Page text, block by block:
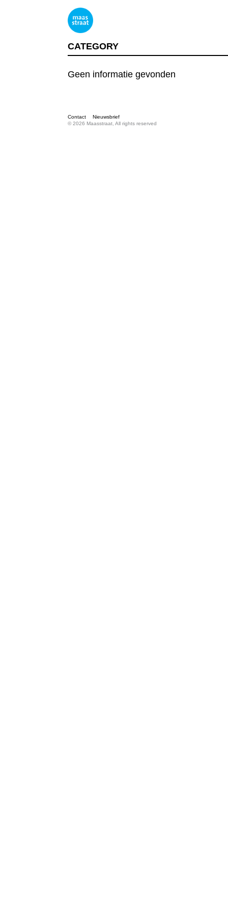
CATEGORY
Geen informatie gevonden
Contact
Nieuwsbrief
© 2026 Maasstraat, All rights reserved